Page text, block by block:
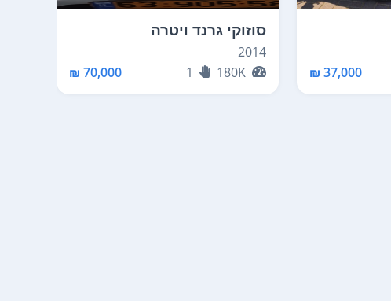
37,000 ₪
סוזוקי גרנד ויטרה
2014
180K
1
70,000 ₪